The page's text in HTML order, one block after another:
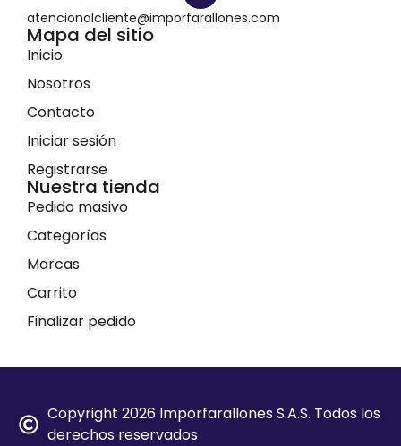
atencionalcliente@imporfarallones.com
Mapa del sitio
Inicio
Nosotros
Contacto
Iniciar sesión
Registrarse
Nuestra tienda
Pedido masivo
Categorías
Marcas
Carrito
Finalizar pedido
Copyright 2026 Imporfarallones S.A.S. Todos los
derechos reservados